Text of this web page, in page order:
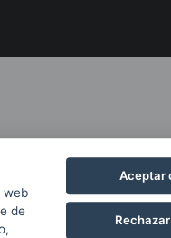
web
de
Aceptar